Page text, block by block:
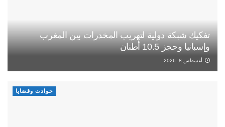
تفكيك شبكة دولية لتهريب المخدرات بين المغرب
وإسبانيا وحجز 10.5 أطنان
أغسطس 8, 2026
حوادث وقضايا